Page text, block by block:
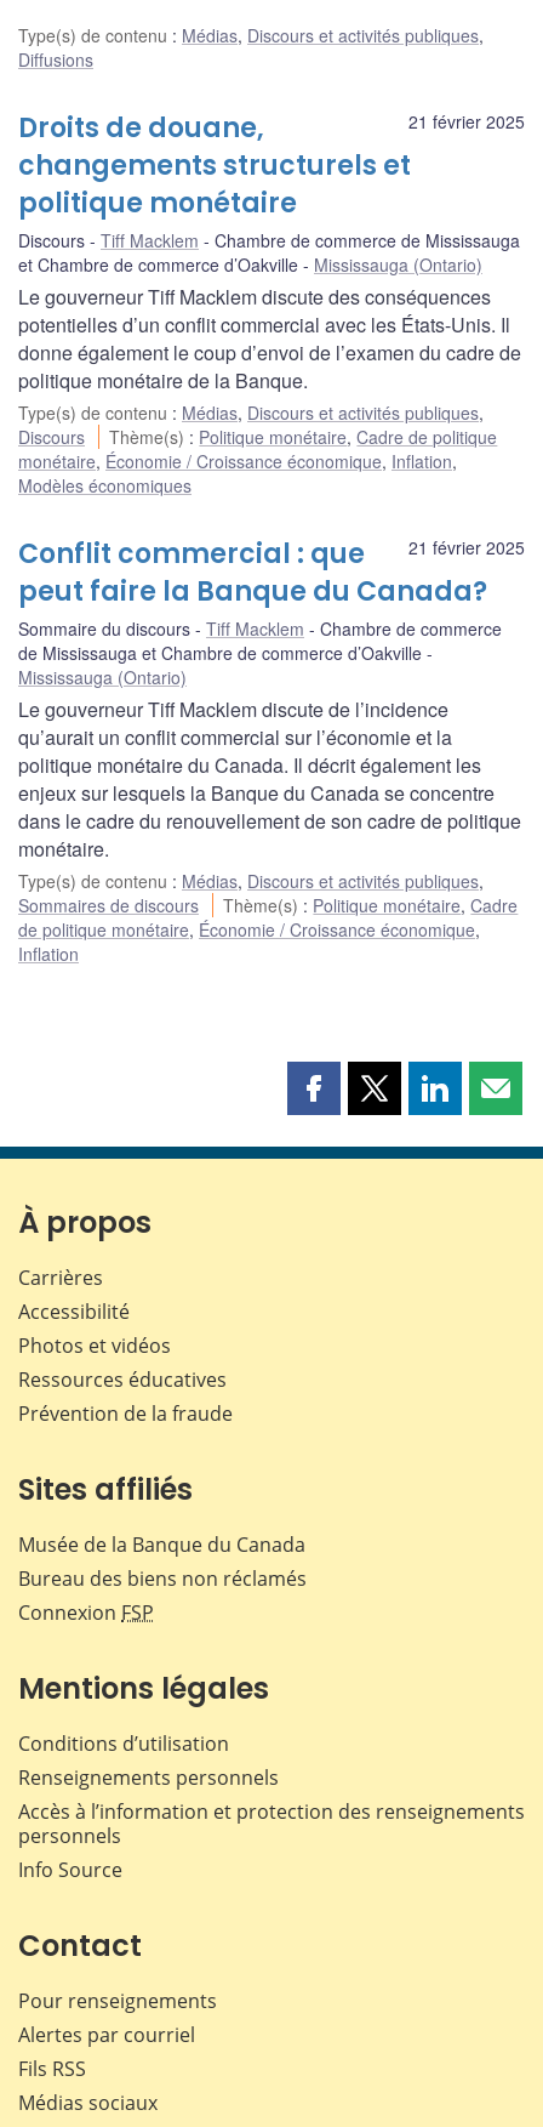
Type(s) de contenu : Médias, Discours et activités publiques,
Diffusions
21 février 2025
Droits de douane,
changements structurels et
politique monétaire
Discours Tiff Macklem
Chambre de commerce de Mississauga
et Chambre de commerce d’Oakville
Mississauga (Ontario)
Le gouverneur Tiff Macklem discute des conséquences
potentielles d’un conflit commercial avec les États-Unis. Il
donne également le coup d’envoi de l’examen du cadre de
politique monétaire de la Banque.
Type(s) de contenu : Médias, Discours et activités publiques,
Discours
Thème(s) : Politique monétaire,Cadre de politique
monétaire, Économie / Croissance économique, Inflation,
Modèles économiques
21 février 2025
Conflit commercial : que
peut faire la Banque du Canada?
Sommaire du discours Tiff Macklem
Chambre de commerce
de Mississauga et Chambre de commerce d’Oakville
Mississauga (Ontario)
Le gouverneur Tiff Macklem discute de l’incidence
qu’aurait un conflit commercial sur l’économie et la
politique monétaire du Canada. Il décrit également les
enjeux sur lesquels la Banque du Canada se concentre
dans le cadre du renouvellement de son cadre de politique
monétaire.
Type(s) de contenu : Médias, Discours et activités publiques,
Sommaires de discours
Thème(s) : Politique monétaire,Cadre
de politique monétaire, Économie / Croissance économique,
Inflation
Partager
page
Partager
page
Partager
page page
À propos
Carrières
Accessibilité
Photos et vidéos
Ressources éducatives
Prévention de la fraude
Sites affiliés
Musée de la Banque du Canada
Bureau des biens non réclamés
Connexion FSP
Mentions légales
Conditions d’utilisation
Renseignements personnels
Accès à l’information et protection des renseignements
personnels
Info Source
Contact
Pour renseignements
Alertes par courriel
Fils RSS
Médias sociaux